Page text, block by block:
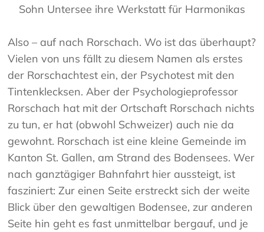
Sohn Untersee ihre Werkstatt für Harmonikas
Also – auf nach Rorschach. Wo ist das überhaupt?
Vielen von uns fällt zu diesem Namen als erstes
der Rorschachtest ein, der Psychotest mit den
Tintenklecksen. Aber der Psychologieprofessor
Rorschach hat mit der Ortschaft Rorschach nichts
zu tun, er hat (obwohl Schweizer) auch nie da
gewohnt. Rorschach ist eine kleine Gemeinde im
Kanton St. Gallen, am Strand des Bodensees. Wer
nach ganztägiger Bahnfahrt hier aussteigt, ist
fasziniert: Zur einen Seite erstreckt sich der weite
Blick über den gewaltigen Bodensee, zur anderen
Seite hin geht es fast unmittelbar bergauf, und je